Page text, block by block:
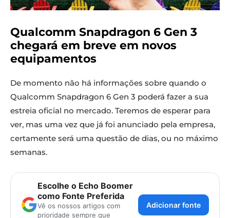
Qualcomm Snapdragon 6 Gen 3
chegará em breve em novos
equipamentos
De momento não há informações sobre quando o
Qualcomm Snapdragon 6 Gen 3 poderá fazer a sua
estreia oficial no mercado. Teremos de esperar para
ver, mas uma vez que já foi anunciado pela empresa,
certamente será uma questão de dias, ou no máximo
semanas.
Escolhe o Echo Boomer
como Fonte Preferida
Vê os nossos artigos com
prioridade sempre que
Adicionar fonte